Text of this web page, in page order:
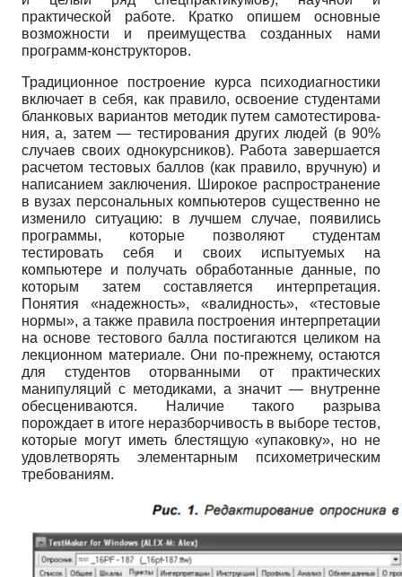
практической работе. Кратко опишем основные
возможности и преимущества созданных нами
программ-конструкторов.
Традиционное построение курса психодиагностики
включает в себя, как правило, освоение студентами
бланковых вариантов методик путем самотестирова­
ния, а, затем — тестирования других людей (в 90%
случаев своих однокурсников). Работа завершается
расчетом тестовых баллов (как правило, вручную) и
написанием заключения. Широкое распространение
в вузах персональных компьютеров существенно не
изменило ситуацию: в лучшем случае, появились
программы, которые позволяют студентам
тестировать себя и своих испытуемых на
компьютере и получать обработанные данные, по
которым затем составляется интерпретация.
Понятия «надежность», «валидность», «тестовые
нормы», а также правила построения интерпретации
на основе тестового балла постигаются целиком на
лекционном материале. Они по-прежнему, остаются
для студентов оторванными от практических
манипуляций с методиками, а значит — внутренне
обесцениваются. Наличие такого разрыва
порождает в итоге неразборчивость в выборе тестов,
которые могут иметь блестящую «упаковку», но не
удовлетворять элементарным психометрическим
требованиям.